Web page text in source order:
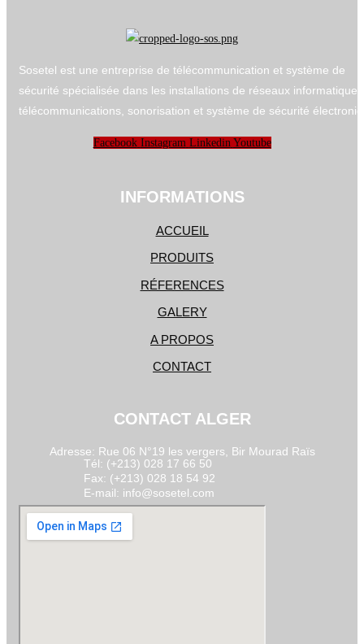
Sosetel est une entreprise de télécommunication et système de
sécurité spécialisée dans les installations de réseaux
télécommunications, sonorisation et système de sécurité
Facebook Instagram Linkedin Youtube
INFORMATIONS
ACCUEIL
PRODUITS
RÉFERENCES
GALERY
A PROPOS
CONTACT
CONTACT ALGER
Adresse: Rue 06 N°19 les vergers, Bir Mourad Raïs
Tél: (+213) 028 17 66 50
Fax: (+213) 028 18 54 92
E-mail: info@sosetel.com